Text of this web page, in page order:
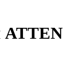
ATTEN